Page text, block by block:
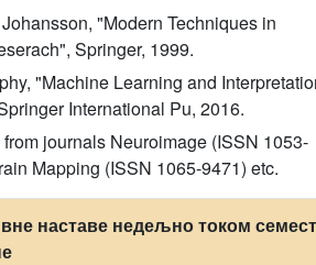
"Modern Techniques in
Springer, 1999.
"Machine Learning and
International Pu, 2016.
journals Neuroimage (ISSN 1053-
Mapping (ISSN 1065-9471) etc.
наставе недељно током